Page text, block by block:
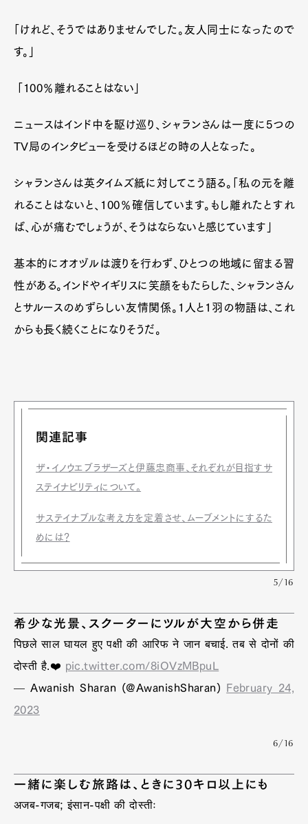
「けれど、そうではありませんでした。友人同士になったので
す。」
「100％離れることはない」
ニュースはインド中を駆け巡り、シャランさんは一度に5つの
TV局のインタビューを受けるほどの時の人となった。
シャランさんは英タイムズ紙に対してこう語る。「私の元を離
れることはないと、100％確信しています。もし離れたとすれ
ば、心が痛むでしょうが、そうはならないと感じています」
基本的にオオヅルは渡りを行わず、ひとつの地域に留まる習
性がある。インドやイギリスに笑顔をもたらした、シャランさん
とサルースのめずらしい友情関係。1人と1羽の物語は、これ
からも長く続くことになりそうだ。
関連記事
ザ・イノウエブラザーズと伊藤忠商事、それぞれが目指すサ
ステイナビリティについて。
サステイナブルな考え方を定着させ、ムーブメントにするた
めには？
5/16
希少な光景、スクーターにツルが大空から併走
पिछले साल घायल हुए पक्षी की आरिफ ने जान बचाई. तब से दोनों की
दोस्ती है.❤️ pic.twitter.com/8iOVzMBpuL
— Awanish Sharan (@AwanishSharan)
February 24,
2023
6/16
一緒に楽しむ旅路は、ときに30キロ以上にも
अजब-गजब; इंसान-पक्षी की दोस्तीः